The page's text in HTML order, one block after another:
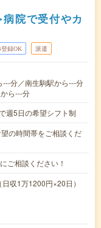
院で受付やカ
登録OK 派遣
分／南生駒駅から---分
ら---分
週5日の希望シフト制
の時間帯をご相談くだ
ご相談ください！
収1万1200円×20日）